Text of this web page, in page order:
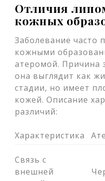
Отличия
кожных
Заболевание часто
кожными
атеромой. Причина
она выглядит как
стадии, но имеет
кожей. Описание
различий:
Характеристика
Связь с
внешней